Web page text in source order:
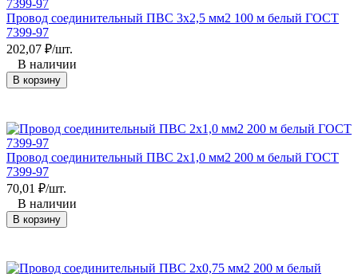
Провод соединительный ПВС 3х2,5 мм2 100 м белый ГОСТ
7399-97
202,07 ₽/шт.
В наличии
В корзину
Провод соединительный ПВС 2х1,0 мм2 200 м белый ГОСТ
7399-97
70,01 ₽/шт.
В наличии
В корзину